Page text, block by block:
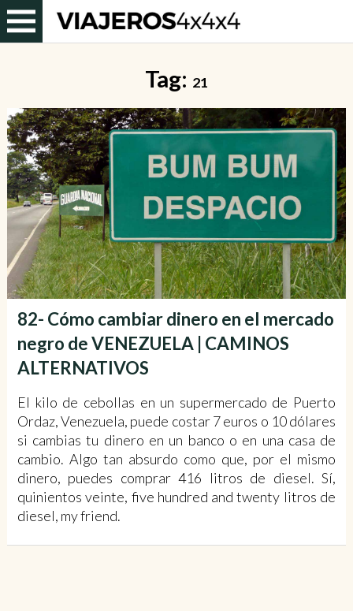
Tag: 21
82- Cómo cambiar dinero en el mercado
negro de VENEZUELA | CAMINOS
ALTERNATIVOS
El kilo de cebollas en un supermercado de Puerto
Ordaz, Venezuela, puede costar 7 euros o 10 dólares
si cambias tu dinero en un banco o en una casa de
cambio. Algo tan absurdo como que, por el mismo
dinero, puedes comprar 416 litros de diesel. Sí,
quinientos veinte, five hundred and twenty litros de
diesel, my friend.